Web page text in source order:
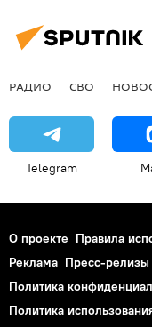
РАДИО СВО
Telegram
О проекте Правила
Реклама Пресс-релизы
Политика
Политика